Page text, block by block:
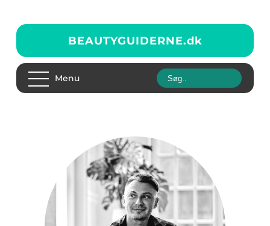
BEAUTYGUIDERNE.dk
Menu